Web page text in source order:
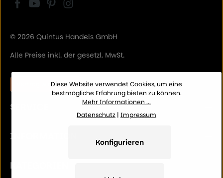
© 2026 Quintus Handels GmbH
Alle Preise inkl. der gesetzl. MwSt.
Vertrag widerrufen
SERVICE
INFORMATION
KATEGORIEN
Diese Website verwendet Cookies, um eine
bestmögliche Erfahrung bieten zu können.
Mehr Informationen ...
Datenschutz | Impressum
Konfigurieren